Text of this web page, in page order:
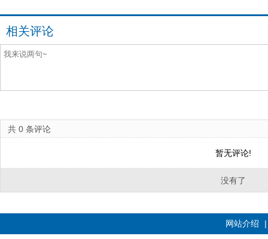
相关评论
共 0 条评论
暂无评论!
没有了
网站介绍